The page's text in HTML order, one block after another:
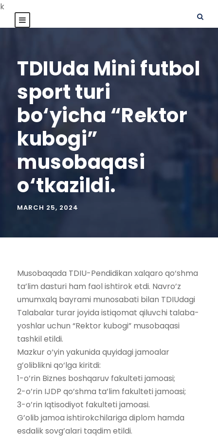
k
TDIUda Mini futbol
sport turi
bo‘yicha “Rektor
kubogi”
musobaqasi
o‘tkazildi.
MARCH 25, 2024
Musobaqada TDIU-Pendidikan xalqaro qo‘shma
ta’lim dasturi ham faol ishtirok etdi. Navro’z
umumxalq bayrami munosabati bilan TDIUdagi
Talabalar turar joyida istiqomat qiluvchi talaba-
yoshlar uchun “Rektor kubogi” musobaqasi
tashkil etildi.
Mazkur o‘yin yakunida quyidagi jamoalar
g’oliblikni qo‘lga kiritdi:
1-o’rin Biznes boshqaruv fakulteti jamoasi;
2-o’rin IJDP qo’shma ta’lim fakulteti jamoasi;
3-o’rin Iqtisodiyot fakulteti jamoasi.
G’olib jamoa ishtirokchilariga diplom hamda
esdalik sovg’alari taqdim etildi.